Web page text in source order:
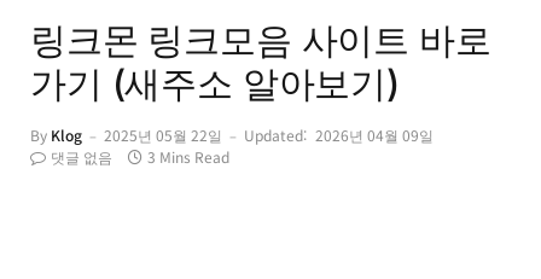
링크몬 링크모음 사이트 바로
가기 (새주소 알아보기)
By Klog 2025년 05월 22일 Updated: 2026년 04월 09일
댓글 없음
3 Mins Read